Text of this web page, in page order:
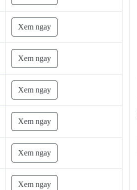
Xem ngay
Xem ngay
Xem ngay
Xem ngay
Xem ngay
Xem ngay